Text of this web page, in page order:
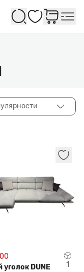
Избранное
уголок DUNE
1